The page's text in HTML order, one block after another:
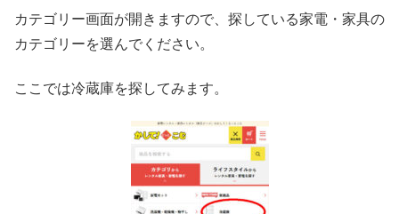
カテゴリー画面が開きますので、探している家電・家具の
カテゴリーを選んでください。
ここでは冷蔵庫を探してみます。